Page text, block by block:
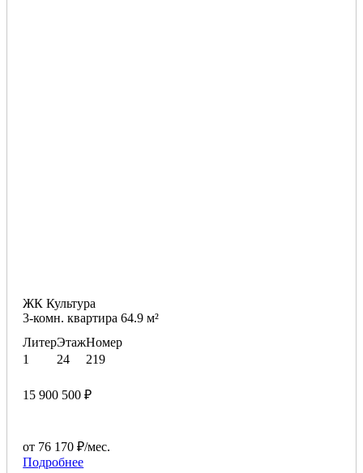
ЖК Культура
3-комн. квартира 64.9 м²
Литер
1
Этаж
24
Номер
219
15 900 500 ₽
от 76 170 ₽/мес.
Подробнее